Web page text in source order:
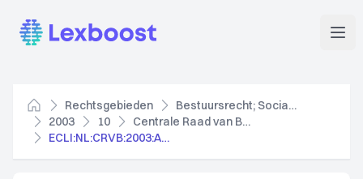
Lexboost
Home
Rechtsgebieden
Bestuursrecht; Socialezekerheidsrecht
2003
10
Centrale Raad van Beroep
ECLI:NL:CRVB:2003:AM3202